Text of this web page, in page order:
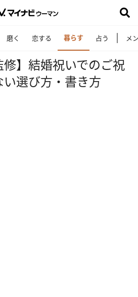
磨く 恋する 暮らす 占う メ
修】結婚祝いでのご祝
選び方・書き方